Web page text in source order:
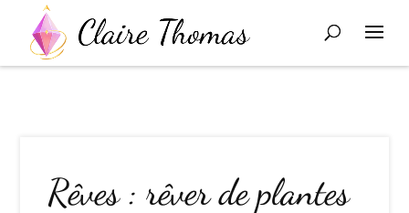
Rêves : rêver de plantes